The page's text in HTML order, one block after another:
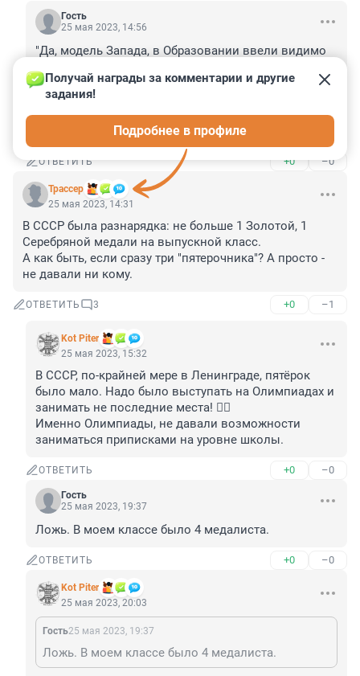
Гость
25 мая 2023, 14:56
"Да, модель Запада, в Образовании ввели видимо
натянутые "золотые медали" и отправились
перенимать опыт, за гос.счёт, а вернувшись изза
границы стали знатными топ-менеджерами и
руководителями монополий, рядом с родителями "?
ОТВЕТИТЬ +0 –0
Трассер
Получай награды за комментарии и другие
задания!
Подробнее в профиле
25 мая 2023, 14:31
В СССР была разнарядка: не больше 1 Золотой, 1
Серебряной медали на выпускной класс.
А как быть, если сразу три "пятерочника"? А просто -
не давали ни кому.
ОТВЕТИТЬ 3 +0 –1
Kot Piter
25 мая 2023, 15:32
В СССР, по-крайней мере в Ленинграде, пятёрок
было мало. Надо было выступать на Олимпиадах и
занимать не последние места! ☝🏼
Именно Олимпиады, не давали возможности
заниматься приписками на уровне школы.
ОТВЕТИТЬ +0 –0
Гость
25 мая 2023, 19:37
Ложь. В моем классе было 4 медалиста.
ОТВЕТИТЬ +0 –0
Kot Piter
25 мая 2023, 20:03
Гость25 мая 2023, 19:37
Ложь. В моем классе было 4 медалиста.